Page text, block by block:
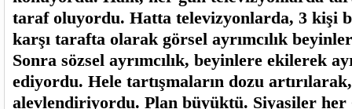
taraf oluyordu. Hatta televizyonlarda, 3 kişi
karşı tarafta olarak görsel ayrımcılık
Sonra sözsel ayrımcılık, beyinlere ekilerek
ediyordu. Hele tartışmaların dozu
alevlendiriyordu. Plan büyüktü. Siyasiler her